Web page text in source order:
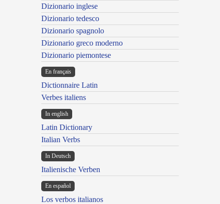
Dizionario inglese
Dizionario tedesco
Dizionario spagnolo
Dizionario greco moderno
Dizionario piemontese
En français
Dictionnaire Latin
Verbes italiens
In english
Latin Dictionary
Italian Verbs
In Deutsch
Italienische Verben
En español
Los verbos italianos